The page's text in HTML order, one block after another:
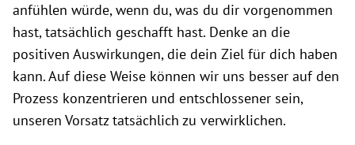
anfühlen würde, wenn du, was du dir vorgenommen
hast, tatsächlich geschafft hast. Denke an die
positiven Auswirkungen, die dein Ziel für dich haben
kann. Auf diese Weise können wir uns besser auf den
Prozess konzentrieren und entschlossener sein,
unseren Vorsatz tatsächlich zu verwirklichen.